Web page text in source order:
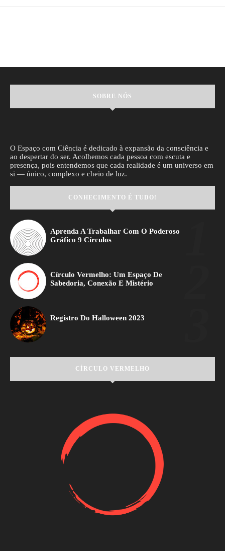
SOBRE NÓS
O Espaço com Ciência é dedicado à expansão da consciência e
ao despertar do ser. Acolhemos cada pessoa com escuta e
presença, pois entendemos que cada realidade é um universo em
si — único, complexo e cheio de luz.
CONHECIMENTO É TUDO!
Aprenda A Trabalhar Com O Poderoso
Gráfico 9 Círculos
Círculo Vermelho: Um Espaço De
Sabedoria, Conexão E Mistério
Registro Do Halloween 2023
CÍRCULO VERMELHO